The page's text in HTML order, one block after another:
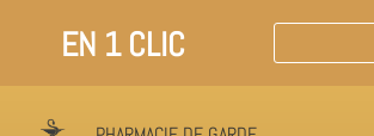
EN 1 CLIC